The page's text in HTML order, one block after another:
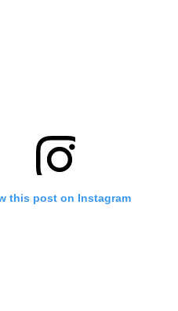
this post on Instagram